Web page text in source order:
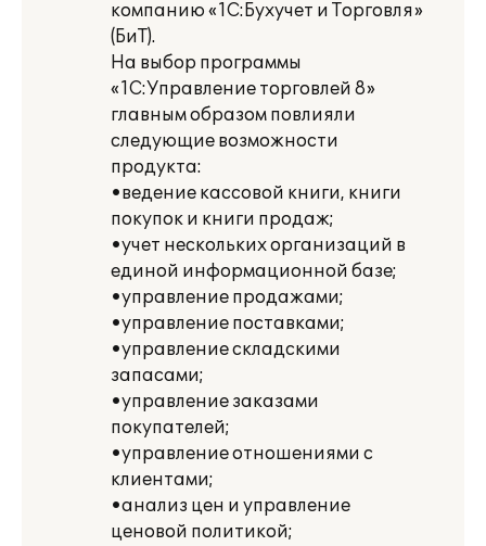
компанию «1С:Бухучет и Торговля»
(БиТ).
На выбор программы
«1С:Управление торговлей 8»
главным образом повлияли
следующие возможности
продукта:
•ведение кассовой книги, книги
покупок и книги продаж;
•учет нескольких организаций в
единой информационной базе;
•управление продажами;
•управление поставками;
•управление складскими
запасами;
•управление заказами
покупателей;
•управление отношениями с
клиентами;
•анализ цен и управление
ценовой политикой;